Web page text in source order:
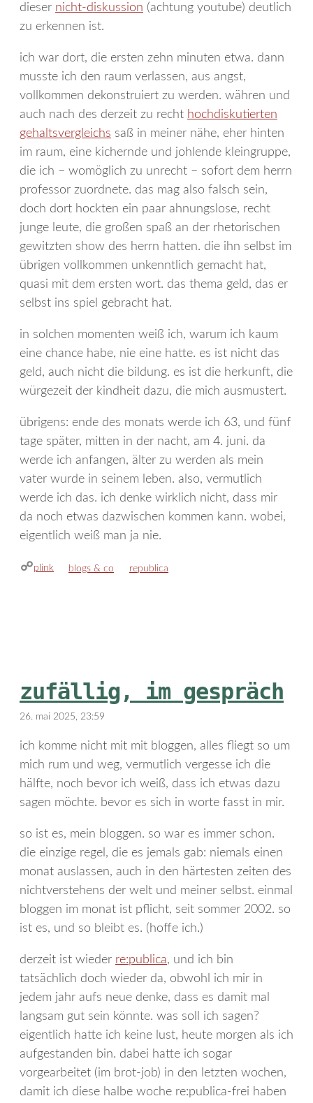
dieser nicht-diskussion (achtung youtube) deutlich
zu erkennen ist.
ich war dort, die ersten zehn minuten etwa. dann
musste ich den raum verlassen, aus angst,
vollkommen dekonstruiert zu werden. währen und
auch nach des derzeit zu recht hochdiskutierten
gehaltsvergleichs saß in meiner nähe, eher hinten
im raum, eine kichernde und johlende kleingruppe,
die ich – womöglich zu unrecht – sofort dem herrn
professor zuordnete. das mag also falsch sein,
doch dort hockten ein paar ahnungslose, recht
junge leute, die großen spaß an der rhetorischen
gewitzten show des herrn hatten. die ihn selbst im
übrigen vollkommen unkenntlich gemacht hat,
quasi mit dem ersten wort. das thema geld, das er
selbst ins spiel gebracht hat.
in solchen momenten weiß ich, warum ich kaum
eine chance habe, nie eine hatte. es ist nicht das
geld, auch nicht die bildung. es ist die herkunft, die
würgezeit der kindheit dazu, die mich ausmustert.
übrigens: ende des monats werde ich 63, und fünf
tage später, mitten in der nacht, am 4. juni. da
werde ich anfangen, älter zu werden als mein
vater wurde in seinem leben. also, vermutlich
werde ich das. ich denke wirklich nicht, dass mir
da noch etwas dazwischen kommen kann. wobei,
eigentlich weiß man ja nie.
plink kategorien
blogs & co schlagwörter
republica
zufällig, im gespräch
26. mai 2025, 23:59
ich komme nicht mit mit bloggen, alles fliegt so um
mich rum und weg, vermutlich vergesse ich die
hälfte, noch bevor ich weiß, dass ich etwas dazu
sagen möchte. bevor es sich in worte fasst in mir.
so ist es, mein bloggen. so war es immer schon.
die einzige regel, die es jemals gab: niemals einen
monat auslassen, auch in den härtesten zeiten des
nichtverstehens der welt und meiner selbst. einmal
bloggen im monat ist pflicht, seit sommer 2002. so
ist es, und so bleibt es. (hoffe ich.)
derzeit ist wieder re:publica, und ich bin
tatsächlich doch wieder da, obwohl ich mir in
jedem jahr aufs neue denke, dass es damit mal
langsam gut sein könnte. was soll ich sagen?
eigentlich hatte ich keine lust, heute morgen als ich
aufgestanden bin. dabei hatte ich sogar
vorgearbeitet (im brot-job) in den letzten wochen,
damit ich diese halbe woche re:publica-frei haben